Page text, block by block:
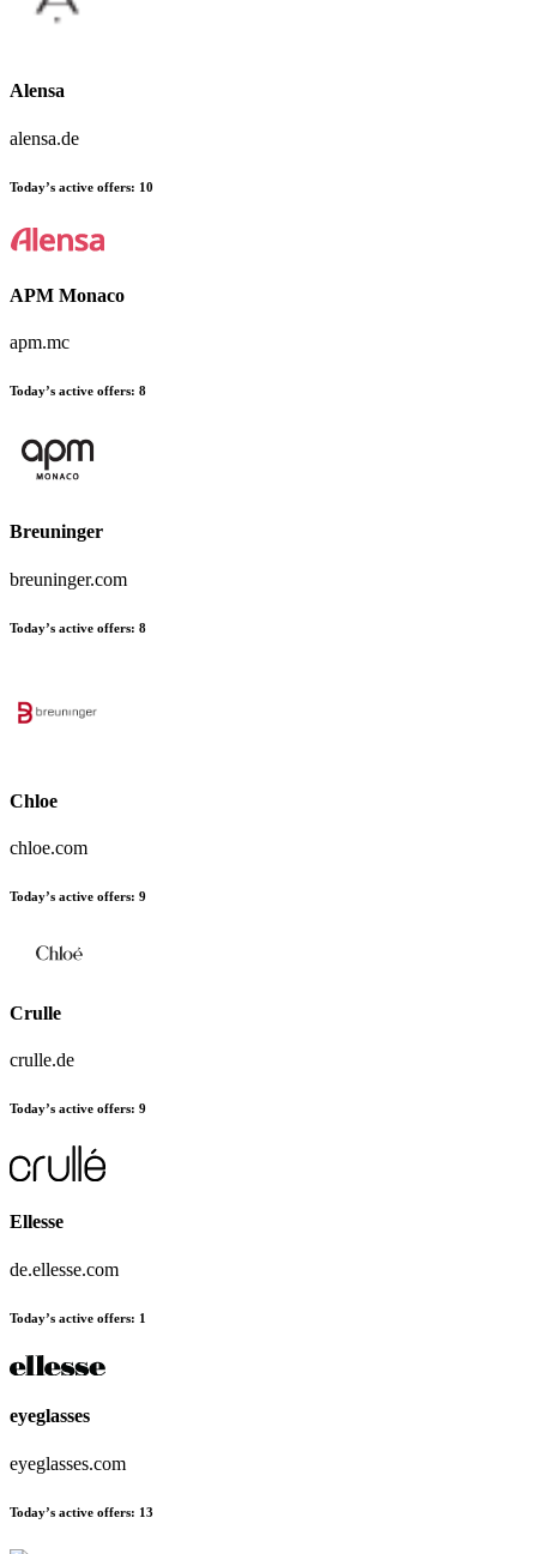
Alensa
alensa.de
Today’s active offers: 10
APM Monaco
apm.mc
Today’s active offers: 8
Breuninger
breuninger.com
Today’s active offers: 8
Chloe
chloe.com
Today’s active offers: 9
Crulle
crulle.de
Today’s active offers: 9
Ellesse
de.ellesse.com
Today’s active offers: 1
eyeglasses
eyeglasses.com
Today’s active offers: 13